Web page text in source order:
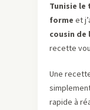
Tunisie
forme et
cousin
recette
Une
rapide à